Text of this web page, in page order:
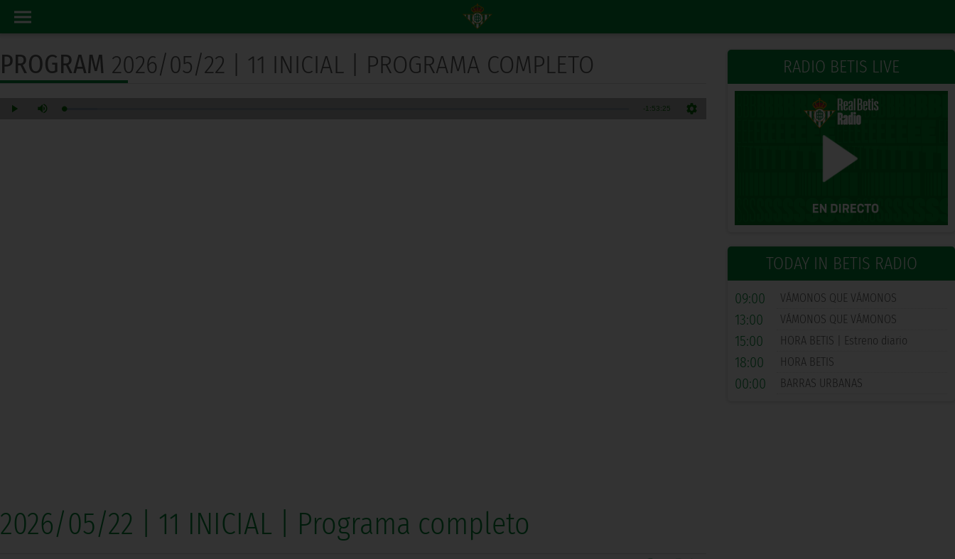
RADIO BETIS LIVE
TODAY IN BETIS RADIO
09:00 VÁMONOS QUE VÁMONOS
13:00 VÁMONOS QUE VÁMONOS
15:00 HORA BETIS | Estreno diario
18:00 HORA BETIS
00:00 BARRAS URBANAS
PROGRAM 2026/05/22 | 11 INICIAL | PROGRAMA COMPLETO
2026/05/22 | 11 INICIAL | Programa completo